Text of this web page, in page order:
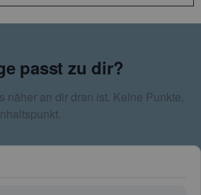
passt zu dir?
näher an dir dran ist. Keine Punkte,